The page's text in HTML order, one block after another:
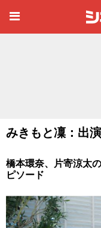
みきもと凜：出
橋本環奈、片寄涼太
ピソード